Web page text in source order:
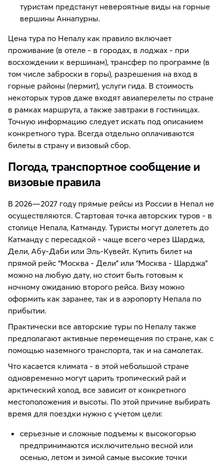
туристам предстанут невероятные виды на горные
вершины Аннапурны.
Цена тура по Непалу как правило включает
проживание (в отеле - в городах, в лоджах - при
восхождении к вершинам), трансфер по программе (в
том числе заброски в горы), разрешения на вход в
горные районы (пермит), услуги гида. В стоимость
некоторых туров даже входят авиаперелеты по стране
в рамках маршрута, а также завтраки в гостиницах.
Точную информацию следует искать под описанием
конкретного тура. Всегда отдельно оплачиваются
билеты в страну и визовый сбор.
Погода, транспортное сообщение и
визовые правила
В 2026—2027 году прямые рейсы из России в Непал не
осуществляются. Стартовая точка авторских туров - в
столице Непала, Катманду. Туристы могут долететь до
Катманду с пересадкой - чаще всего через Шарджа,
Дели, Абу-Даби или Эль-Кувейт. Купить билет на
прямой рейс “Москва - Дели” или “Москва - Шарджа”
можно на любую дату, но стоит быть готовым к
ночному ожиданию второго рейса. Визу можно
оформить как заранее, так и в аэропорту Непала по
прибытии.
Практически все авторские туры по Непалу также
предполагают активные перемещения по стране, как с
помощью наземного транспорта, так и на самолетах.
Что касается климата - в этой небольшой стране
одновременно могут царить тропический рай и
арктический холод, все зависит от конкретного
местоположения и высоты. По этой причине выбирать
время для поездки нужно с учетом цели:
серьезные и сложные подъемы к высокогорью
предпринимаются исключительно весной или
осенью, летом и зимой самые высокие точки